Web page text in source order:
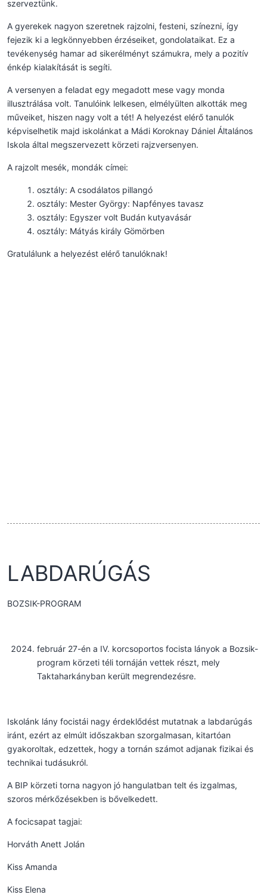
szerveztünk.
A gyerekek nagyon szeretnek rajzolni, festeni, színezni, így
fejezik ki a legkönnyebben érzéseiket, gondolataikat. Ez a
tevékenység hamar ad sikerélményt számukra, mely a pozitív
énkép kialakítását is segíti.
A versenyen a feladat egy megadott mese vagy monda
illusztrálása volt. Tanulóink lelkesen, elmélyülten alkották meg
műveiket, hiszen nagy volt a tét! A helyezést elérő tanulók
képviselhetik majd iskolánkat a Mádi Koroknay Dániel Általános
Iskola által megszervezett körzeti rajzversenyen.
A rajzolt mesék, mondák címei:
osztály: A csodálatos pillangó
osztály: Mester György: Napfényes tavasz
osztály: Egyszer volt Budán kutyavásár
osztály: Mátyás király Gömörben
Gratulálunk a helyezést elérő tanulóknak!
LABDARÚGÁS
BOZSIK-PROGRAM
február 27-én a IV. korcsoportos focista lányok a Bozsik-
program körzeti téli tornáján vettek részt, mely
Taktaharkányban került megrendezésre.
Iskolánk lány focistái nagy érdeklődést mutatnak a labdarúgás
iránt, ezért az elmúlt időszakban szorgalmasan, kitartóan
gyakoroltak, edzettek, hogy a tornán számot adjanak fizikai és
technikai tudásukról.
A BIP körzeti torna nagyon jó hangulatban telt és izgalmas,
szoros mérkőzésekben is bővelkedett.
A focicsapat tagjai:
Horváth Anett Jolán
Kiss Amanda
Kiss Elena